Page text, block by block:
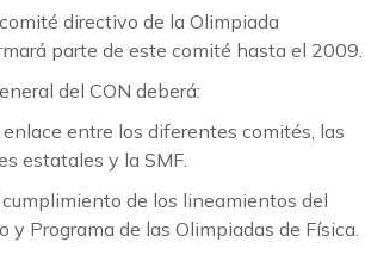
directivo de la Olimpiada
parte de este comité hasta el 2009.
del CON deberá:
enlace entre los diferentes comités, las
estatales y la SMF.
de los lineamientos del
y Programa de las Olimpiadas de Física.